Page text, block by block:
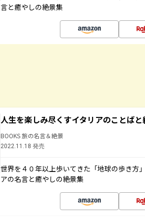
言と癒やしの絶景集
人生を楽しみ尽くすイタリアのことば
BOOKS 旅の名言＆絶景
2022.11.18 発売
世界を４０年以上歩いてきた「地球の歩き方
アの名言と癒やしの絶景集